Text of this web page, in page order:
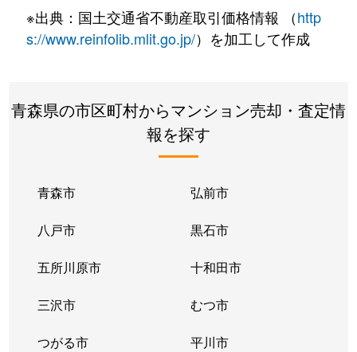
※出典：国土交通省不動産取引価格情報 （http
s://www.reinfolib.mlit.go.jp/）を加工して作成
青森県の市区町村からマンション売却・査定情
報を探す
青森市 弘前市
八戸市 黒石市
五所川原市 十和田市
三沢市 むつ市
つがる市 平川市